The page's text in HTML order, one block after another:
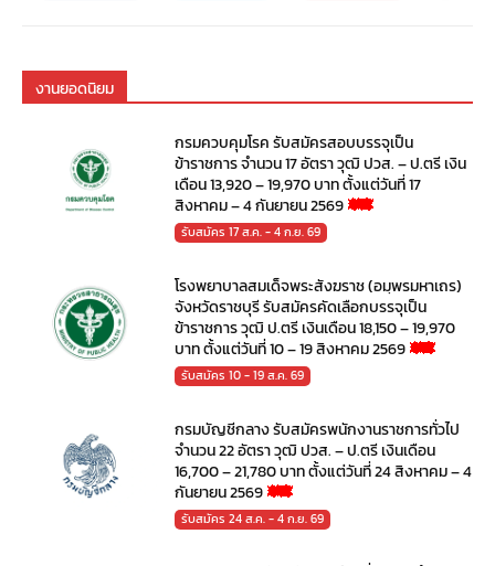
งานยอดนิยม
กรมควบคุมโรค รับสมัครสอบบรรจุเป็น
ข้าราชการ จำนวน 17 อัตรา วุฒิ ปวส. – ป.ตรี เงิน
เดือน 13,920 – 19,970 บาท ตั้งแต่วันที่ 17
สิงหาคม – 4 กันยายน 2569
รับสมัคร 17 ส.ค. - 4 ก.ย. 69
โรงพยาบาลสมเด็จพระสังฆราช (อมฺพรมหาเถร)
จังหวัดราชบุรี รับสมัครคัดเลือกบรรจุเป็น
ข้าราชการ วุฒิ ป.ตรี เงินเดือน 18,150 – 19,970
บาท ตั้งแต่วันที่ 10 – 19 สิงหาคม 2569
รับสมัคร 10 - 19 ส.ค. 69
กรมบัญชีกลาง รับสมัครพนักงานราชการทั่วไป
จำนวน 22 อัตรา วุฒิ ปวส. – ป.ตรี เงินเดือน
16,700 – 21,780 บาท ตั้งแต่วันที่ 24 สิงหาคม – 4
กันยายน 2569
รับสมัคร 24 ส.ค. - 4 ก.ย. 69